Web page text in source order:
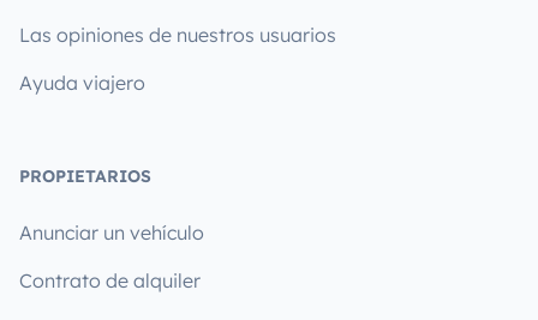
Las opiniones de nuestros usuarios
Ayuda viajero
PROPIETARIOS
Anunciar un vehículo
Contrato de alquiler